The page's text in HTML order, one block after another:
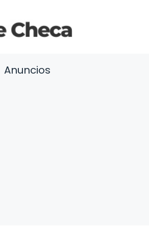
Anuncios